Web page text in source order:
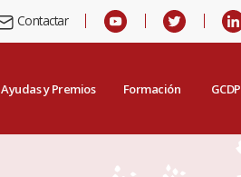
Contactar
Ayudas y Premios Formación GCDP